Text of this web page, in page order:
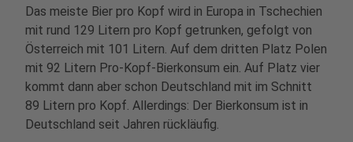
Das meiste Bier pro Kopf wird in Europa in Tschechien
mit rund 129 Litern pro Kopf getrunken, gefolgt von
Österreich mit 101 Litern. Auf dem dritten Platz Polen
mit 92 Litern Pro-Kopf-Bierkonsum ein. Auf Platz vier
kommt dann aber schon Deutschland mit im Schnitt
89 Litern pro Kopf. Allerdings: Der Bierkonsum ist in
Deutschland seit Jahren rückläufig.